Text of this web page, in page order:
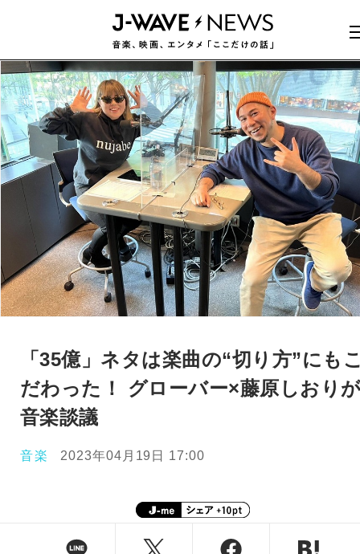
「35億」ネタは楽曲の“切り方”にも
だわった！ グローバー×藤原しおり
音楽談議
音楽 2023年04月19日 17:00